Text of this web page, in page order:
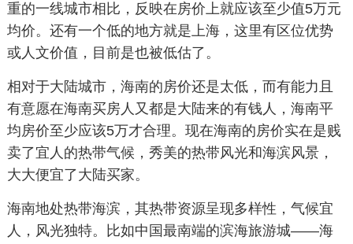
重的一线城市相比，反映在房价上就应该至少值5万元
均价。还有一个低的地方就是上海，这里有区位优势
或人文价值，目前是也被低估了。
相对于大陆城市，海南的房价还是太低，而有能力且
有意愿在海南买房人又都是大陆来的有钱人，海南平
均房价至少应该5万才合理。现在海南的房价实在是贱
卖了宜人的热带气候，秀美的热带风光和海滨风景，
大大便宜了大陆买家。
海南地处热带海滨，其热带资源呈现多样性，气候宜
人，风光独特。比如中国最南端的滨海旅游城——海